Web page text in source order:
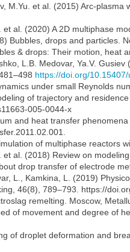
M.Yu. et al. (2015) Arc-
al. (2020) A 2D multiphase
Bubbles, drops and particles.
& drops: Their motion, heat
L.B. Medovar, Ya.V.
https://doi.org/
under small Reynolds
of trajectory and
005-0044-x
and heat transfer
of multiphase reactors
al. (2018) Review on
drop transfer of electrode
L., Kamkina, L. (2019)
46(8), 789–793. https://
remelting. Moscow,
of movement and degree of
of droplet deformation and